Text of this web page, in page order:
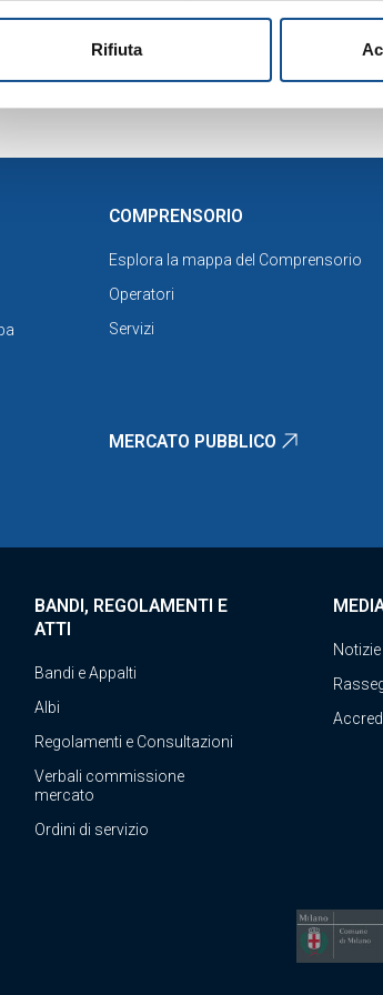
Rifiuta
le informazioni che le Amministrazioni pubbliche
e di prevenzione dei fenomeni della
COMPRENSORIO
Esplora la mappa del Comprensorio
Operatori
Servizi
MERCATO PUBBLICO
BANDI, REGOLAMENTI E
ATTI
Bandi e Appalti
Albi
Regolamenti e Consultazioni
Verbali commissione
mercato
Ordini di servizio